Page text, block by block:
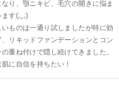
り、顎ニキビ、毛穴の開きに悩ま
ます(;_;)
いものは一通り試しましたが特に効
リキッドファンデーションとコン
重ね付けで隠し続けてきました。
に自信を持ちたい！